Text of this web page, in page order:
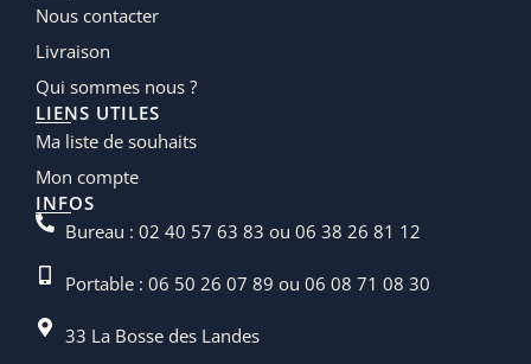
Nous contacter
Livraison
Qui sommes nous ?
LIENS UTILES
Ma liste de souhaits
Mon compte
INFOS
Bureau : 02 40 57 63 83 ou 06 38 26 81 12
Portable : 06 50 26 07 89 ou 06 08 71 08 30
33 La Bosse des Landes